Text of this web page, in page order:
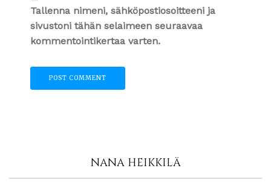
Tallenna nimeni, sähköpostiosoitteeni ja
sivustoni tähän selaimeen seuraavaa
kommentointikertaa varten.
NANA HEIKKILÄ